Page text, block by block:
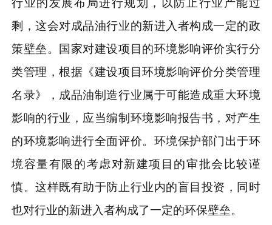
剩，这会对成品油行业的新进入者构成一定的政
策壁垒。国家对建设项目的环境影响评价实行分
类管理，根据《建设项目环境影响评价分类管理
名录》，成品油制造行业属于可能造成重大环境
影响的行业，应当编制环境影响报告书，对产生
的环境影响进行全面评价。环境保护部门出于环
境容量有限的考虑对新建项目的审批会比较谨
慎。这样既有助于防止行业内的盲目投资，同时
也对行业的新进入者构成了一定的环保壁垒。